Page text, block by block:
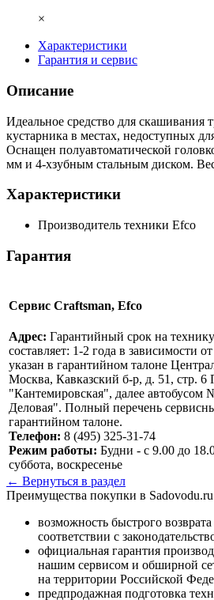
×
Характеристики
Гарантия и сервис
Описание
Идеальное средство для скашивания
кустарника в местах, недоступных
Оснащен полуавтоматической
мм и 4-хзубным стальным диском.
Характеристики
Производитель техники Efco
Гарантия
Сервис Craftsman, Efco
Адрес: Гарантийный срок на
составляет: 1-2 года в зависимости
указан в гарантийном талоне
Москва, Кавказский б-р, д. 51, стр. 6
"Кантемировская", далее автобусом
Деловая". Полный перечень
гарантийном талоне.
Телефон: 8 (495) 325-31-74
Режим работы: Будни - с 9.00 до
суббота, воскресенье
← Вернуться в раздел
Преимущества покупки в Sadovodu.ru
возможность быстрого
соответствии с
официальная гарантия
нашим сервисом и обширной
на территории Российской
предпродажная подготовка